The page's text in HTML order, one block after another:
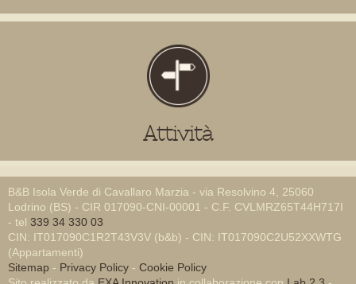
Attività
B&B Isola Verde di Cavallaro Marzia - via Resolvino 4, 25060
Lodrino (BS) - CIR 017090-CNI-00001 - C.F. CVLMRZ65T44H717I
- tel 339 34 330 03
CIN: IT017090C1R2T43V3V (b&b) - CIN: IT017090C2U52XXWTG
(Appartamenti)
Sitemap - Privacy Policy - Cookie Policy